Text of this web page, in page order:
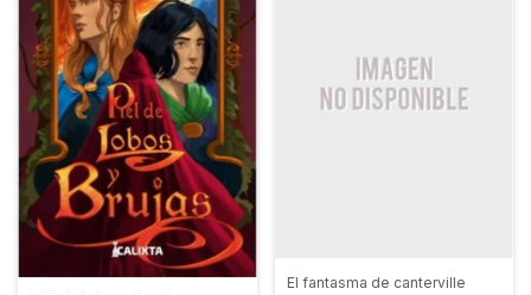
El fantasma de canterville